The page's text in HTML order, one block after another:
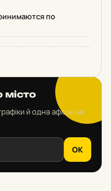
по
місто
й одна афіша на
OK